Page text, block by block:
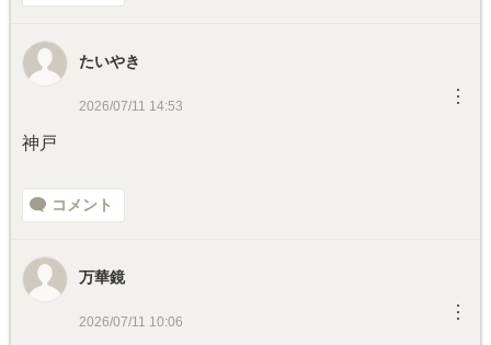
たいやき
2026/07/11 14:53 ︙
神戸
コメント
万華鏡
2026/07/11 10:06 ︙